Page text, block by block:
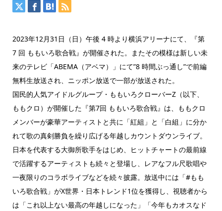
2023年12月31日（日）午後 4 時より横浜アリーナにて、『第
7 回 ももいろ歌合戦』が開催された。またその模様は新しい未
来のテレビ「ABEMA（アベマ）」にて”8 時間ぶっ通し”で前編
無料生放送され、ニッポン放送で一部が放送された。
国民的人気アイドルグループ・ももいろクローバーZ（以下、
ももクロ）が開催した『第7回 ももいろ歌合戦』は、ももクロ
メンバーが豪華アーティストと共に「紅組」と「白組」に分か
れて歌の真剣勝負を繰り広げる年越しカウントダウンライブ。
日本を代表する大御所歌手をはじめ、ヒットチャートの最前線
で活躍するアーティストも続々と登場し、レアなフル尺歌唱や
一夜限りのコラボライブなどを続々披露。放送中には「#もも
いろ歌合戦」がX世界・日本トレンド1位を獲得し、視聴者から
は「これ以上ない最高の年越しになった」「今年もカオスなド